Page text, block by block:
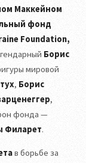
Маккейном
фонд
Foundation,
Борис
мировой
, Борис
,
фонда —
Филарет.
в борьбе за